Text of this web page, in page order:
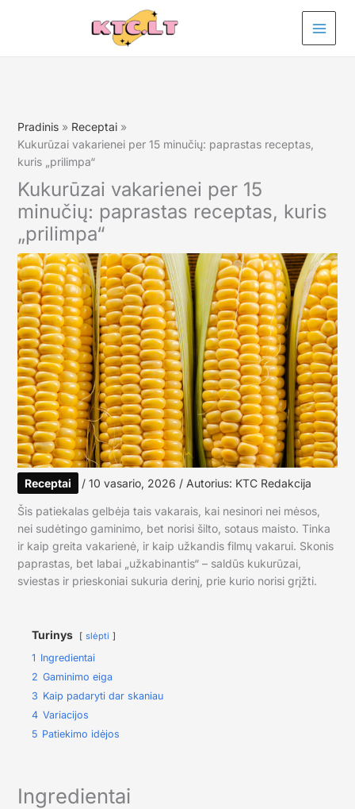
Pradinis
Receptai
Kukurūzai vakarienei per 15 minučių: paprastas receptas,
kuris „prilimpa“
Kukurūzai vakarienei per 15
minučių: paprastas receptas, kuris
„prilimpa“
Receptai / 10 vasario, 2026 / Autorius: KTC Redakcija
Šis patiekalas gelbėja tais vakarais, kai nesinori nei mėsos,
nei sudėtingo gaminimo, bet norisi šilto, sotaus maisto. Tinka
ir kaip greita vakarienė, ir kaip užkandis filmų vakarui. Skonis
paprastas, bet labai „užkabinantis“ – saldūs kukurūzai,
sviestas ir prieskoniai sukuria derinį, prie kurio norisi grįžti.
Turinys slėpti
1 Ingredientai
2 Gaminimo eiga
3 Kaip padaryti dar skaniau
4 Variacijos
5 Patiekimo idėjos
Ingredientai